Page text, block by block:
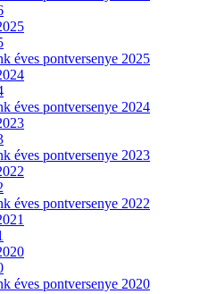
éves pontversenye 2025
éves pontversenye 2024
éves pontversenye 2023
éves pontversenye 2022
éves pontversenye 2020